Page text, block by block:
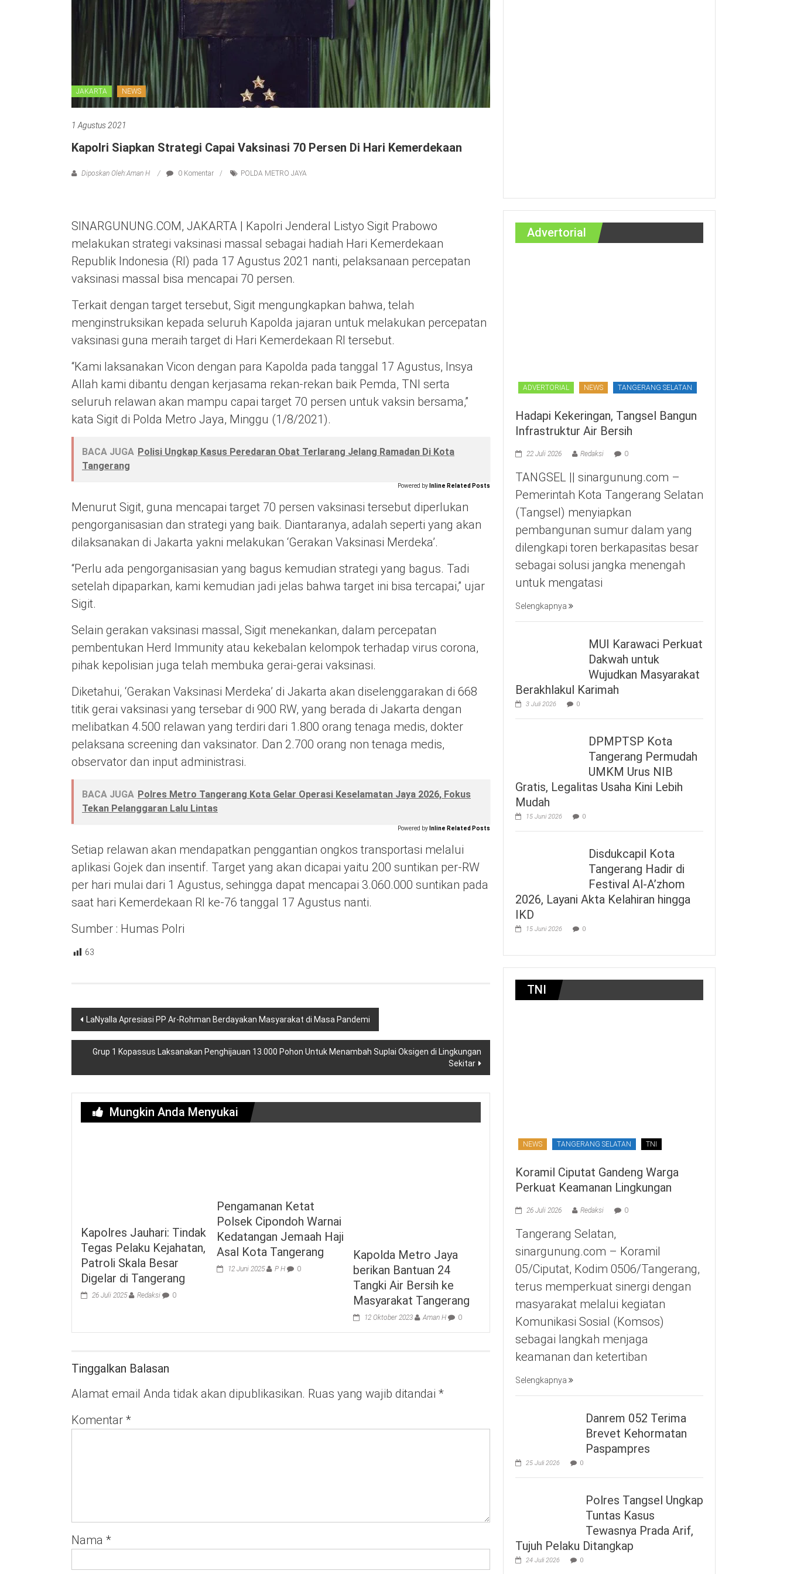
JAKARTA NEWS
1 Agustus 2021
Kapolri Siapkan Strategi Capai Vaksinasi 70 Persen Di Hari Kemerdekaan
Diposkan Oleh:Aman H 0 Komentar POLDA METRO JAYA
SINARGUNUNG.COM, JAKARTA | Kapolri Jenderal Listyo Sigit Prabowo
melakukan strategi vaksinasi massal sebagai hadiah Hari Kemerdekaan
Republik Indonesia (RI) pada 17 Agustus 2021 nanti, pelaksanaan percepatan
vaksinasi massal bisa mencapai 70 persen.
Terkait dengan target tersebut, Sigit mengungkapkan bahwa, telah
menginstruksikan kepada seluruh Kapolda jajaran untuk melakukan percepatan
vaksinasi guna meraih target di Hari Kemerdekaan RI tersebut.
“Kami laksanakan Vicon dengan para Kapolda pada tanggal 17 Agustus, Insya
Allah kami dibantu dengan kerjasama rekan-rekan baik Pemda, TNI serta
seluruh relawan akan mampu capai target 70 persen untuk vaksin bersama,”
kata Sigit di Polda Metro Jaya, Minggu (1/8/2021).
BACA JUGA Polisi Ungkap Kasus Peredaran Obat Terlarang Jelang Ramadan Di Kota
Tangerang
Powered by Inline Related Posts
Menurut Sigit, guna mencapai target 70 persen vaksinasi tersebut diperlukan
pengorganisasian dan strategi yang baik. Diantaranya, adalah seperti yang akan
dilaksanakan di Jakarta yakni melakukan ‘Gerakan Vaksinasi Merdeka’.
“Perlu ada pengorganisasian yang bagus kemudian strategi yang bagus. Tadi
setelah dipaparkan, kami kemudian jadi jelas bahwa target ini bisa tercapai,” ujar
Sigit.
Selain gerakan vaksinasi massal, Sigit menekankan, dalam percepatan
pembentukan Herd Immunity atau kekebalan kelompok terhadap virus corona,
pihak kepolisian juga telah membuka gerai-gerai vaksinasi.
Diketahui, ‘Gerakan Vaksinasi Merdeka’ di Jakarta akan diselenggarakan di 668
titik gerai vaksinasi yang tersebar di 900 RW, yang berada di Jakarta dengan
melibatkan 4.500 relawan yang terdiri dari 1.800 orang tenaga medis, dokter
pelaksana screening dan vaksinator. Dan 2.700 orang non tenaga medis,
observator dan input administrasi.
BACA JUGA Polres Metro Tangerang Kota Gelar Operasi Keselamatan Jaya 2026, Fokus
Tekan Pelanggaran Lalu Lintas
Powered by Inline Related Posts
Setiap relawan akan mendapatkan penggantian ongkos transportasi melalui
aplikasi Gojek dan insentif. Target yang akan dicapai yaitu 200 suntikan per-RW
per hari mulai dari 1 Agustus, sehingga dapat mencapai 3.060.000 suntikan pada
saat hari Kemerdekaan RI ke-76 tanggal 17 Agustus nanti.
Sumber : Humas Polri
63
Navigasi
pos
LaNyalla Apresiasi PP Ar-Rohman Berdayakan Masyarakat di Masa Pandemi
Grup 1 Kopassus Laksanakan Penghijauan 13.000 Pohon Untuk Menambah Suplai Oksigen di Lingkungan
Sekitar
Mungkin Anda Menyukai
Kapolres Jauhari: Tindak
Tegas Pelaku Kejahatan,
Patroli Skala Besar
Digelar di Tangerang
26 Juli 2025 Redaksi 0
Pengamanan Ketat
Polsek Cipondoh Warnai
Kedatangan Jemaah Haji
Asal Kota Tangerang
12 Juni 2025 P H 0
Kapolda Metro Jaya
berikan Bantuan 24
Tangki Air Bersih ke
Masyarakat Tangerang
12 Oktober 2023 Aman H 0
Tinggalkan Balasan
Alamat email Anda tidak akan dipublikasikan. Ruas yang wajib ditandai *
Komentar *
Nama *
Advertorial
ADVERTORIAL NEWS TANGERANG SELATAN
Hadapi Kekeringan, Tangsel Bangun
Infrastruktur Air Bersih
22 Juli 2026 Redaksi 0
TANGSEL || sinargunung.com –
Pemerintah Kota Tangerang Selatan
(Tangsel) menyiapkan
pembangunan sumur dalam yang
dilengkapi toren berkapasitas besar
sebagai solusi jangka menengah
untuk mengatasi
Selengkapnya
MUI Karawaci Perkuat
Dakwah untuk
Wujudkan Masyarakat
Berakhlakul Karimah
3 Juli 2026 0
DPMPTSP Kota
Tangerang Permudah
UMKM Urus NIB
Gratis, Legalitas Usaha Kini Lebih
Mudah
15 Juni 2026 0
Disdukcapil Kota
Tangerang Hadir di
Festival Al-A’zhom
2026, Layani Akta Kelahiran hingga
IKD
15 Juni 2026 0
TNI
NEWS TANGERANG SELATAN TNI
Koramil Ciputat Gandeng Warga
Perkuat Keamanan Lingkungan
26 Juli 2026 Redaksi 0
Tangerang Selatan,
sinargunung.com – Koramil
05/Ciputat, Kodim 0506/Tangerang,
terus memperkuat sinergi dengan
masyarakat melalui kegiatan
Komunikasi Sosial (Komsos)
sebagai langkah menjaga
keamanan dan ketertiban
Selengkapnya
Danrem 052 Terima
Brevet Kehormatan
Paspampres
25 Juli 2026 0
Polres Tangsel Ungkap
Tuntas Kasus
Tewasnya Prada Arif,
Tujuh Pelaku Ditangkap
24 Juli 2026 0